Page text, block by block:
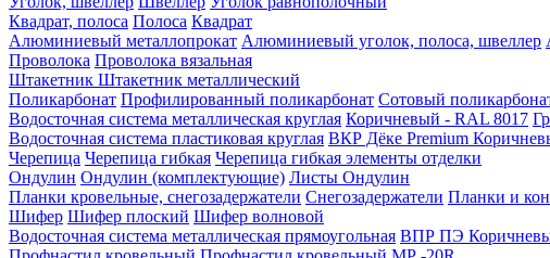
Квадрат, полоса Полоса Квадрат
Алюминиевый металлопрокат Алюминиевый уголок, полоса, швеллер
Проволока Проволока вязальная
Штакетник Штакетник металлический
Поликарбонат Профилированный поликарбонат Сотовый
Водосточная система металлическая круглая Коричневый - RAL 8017
Водосточная система пластиковая круглая ВКР Дёке Premium
Черепица Черепица гибкая Черепица гибкая элементы отделки
Ондулин Ондулин (комплектующие) Листы Ондулин
Планки кровельные, снегозадержатели Снегозадержатели Планки и
Шифер Шифер плоский Шифер волновой
Водосточная система металлическая прямоугольная ВПР ПЭ